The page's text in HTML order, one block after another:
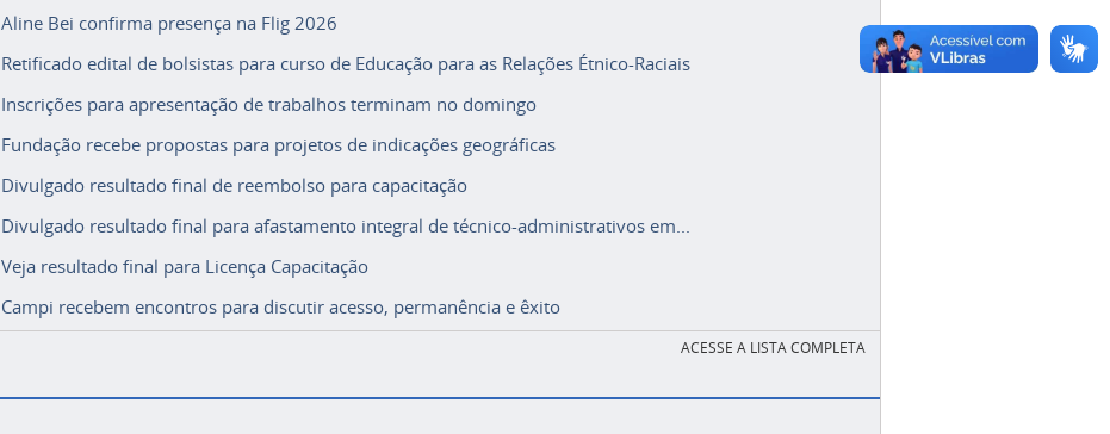
Retificado edital de bolsistas para curso de Educação para as Relações Étnico-Raciais
Inscrições para apresentação de trabalhos terminam no domingo
Fundação recebe propostas para projetos de indicações geográficas
Divulgado resultado final de reembolso para capacitação
Divulgado resultado final para afastamento integral de técnico-administrativos em...
Veja resultado final para Licença Capacitação
Campi recebem encontros para discutir acesso, permanência e êxito